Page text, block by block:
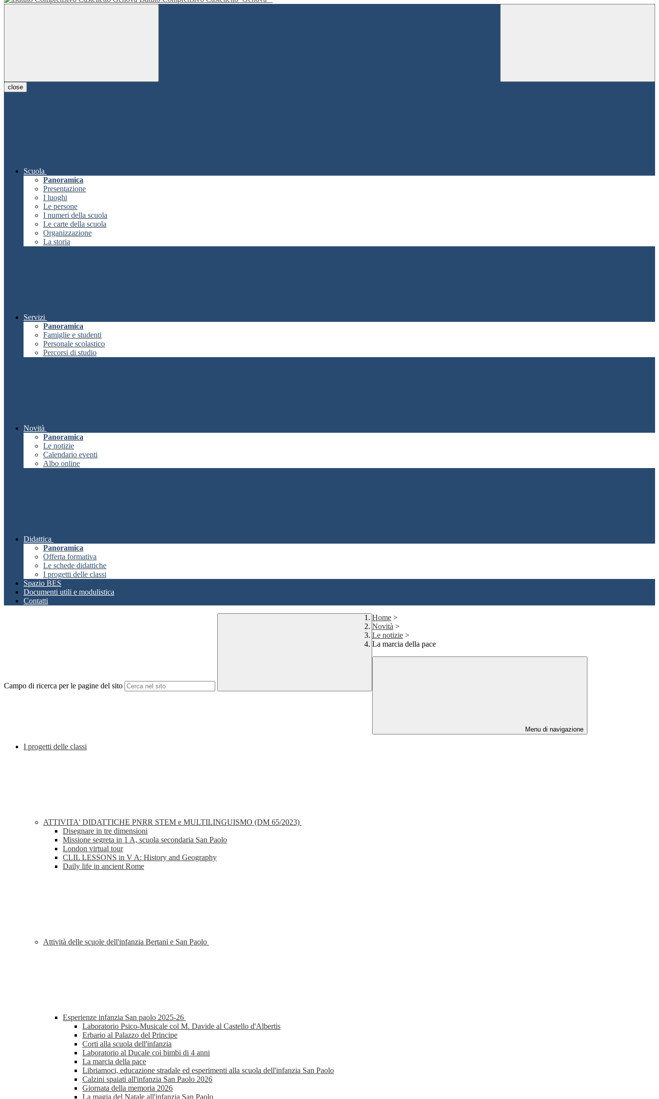
close
Scuola
Panoramica
Presentazione
I luoghi
Le persone
I numeri della scuola
Le carte della scuola
Organizzazione
La storia
Servizi
Panoramica
Famiglie e studenti
Personale scolastico
Percorsi di studio
Novità
Panoramica
Le notizie
Calendario eventi
Albo online
Didattica
Panoramica
Offerta formativa
Le schede didattiche
I progetti delle classi
Spazio BES
Documenti utili e modulistica
Contatti
Campo di ricerca per le pagine del sito
Home >
Novità >
Le notizie >
La marcia della pace
Menu di navigazione
I progetti delle classi
ATTIVITA' DIDATTICHE PNRR STEM e MULTILINGUISMO (DM 65/2023)
Disegnare in tre dimensioni
Missione segreta in 1 A, scuola secondaria San Paolo
London virtual tour
CLIL LESSONS in V A: History and Geography
Daily life in ancient Rome
Attività delle scuole dell'infanzia Bertani e San Paolo
Esperienze infanzia San paolo 2025-26
Laboratorio Psico-Musicale col M. Davide al Castello d'Albertis
Erbario al Palazzo del Principe
Corti alla scuola dell'infanzia
Laboratorio al Ducale coi bimbi di 4 anni
La marcia della pace
Libriamoci, educazione stradale ed esperimenti alla scuola dell'infanzia San Paolo
Calzini spaiati all'infanzia San Paolo 2026
Giornata della memoria 2026
La magia del Natale all'infanzia San Paolo